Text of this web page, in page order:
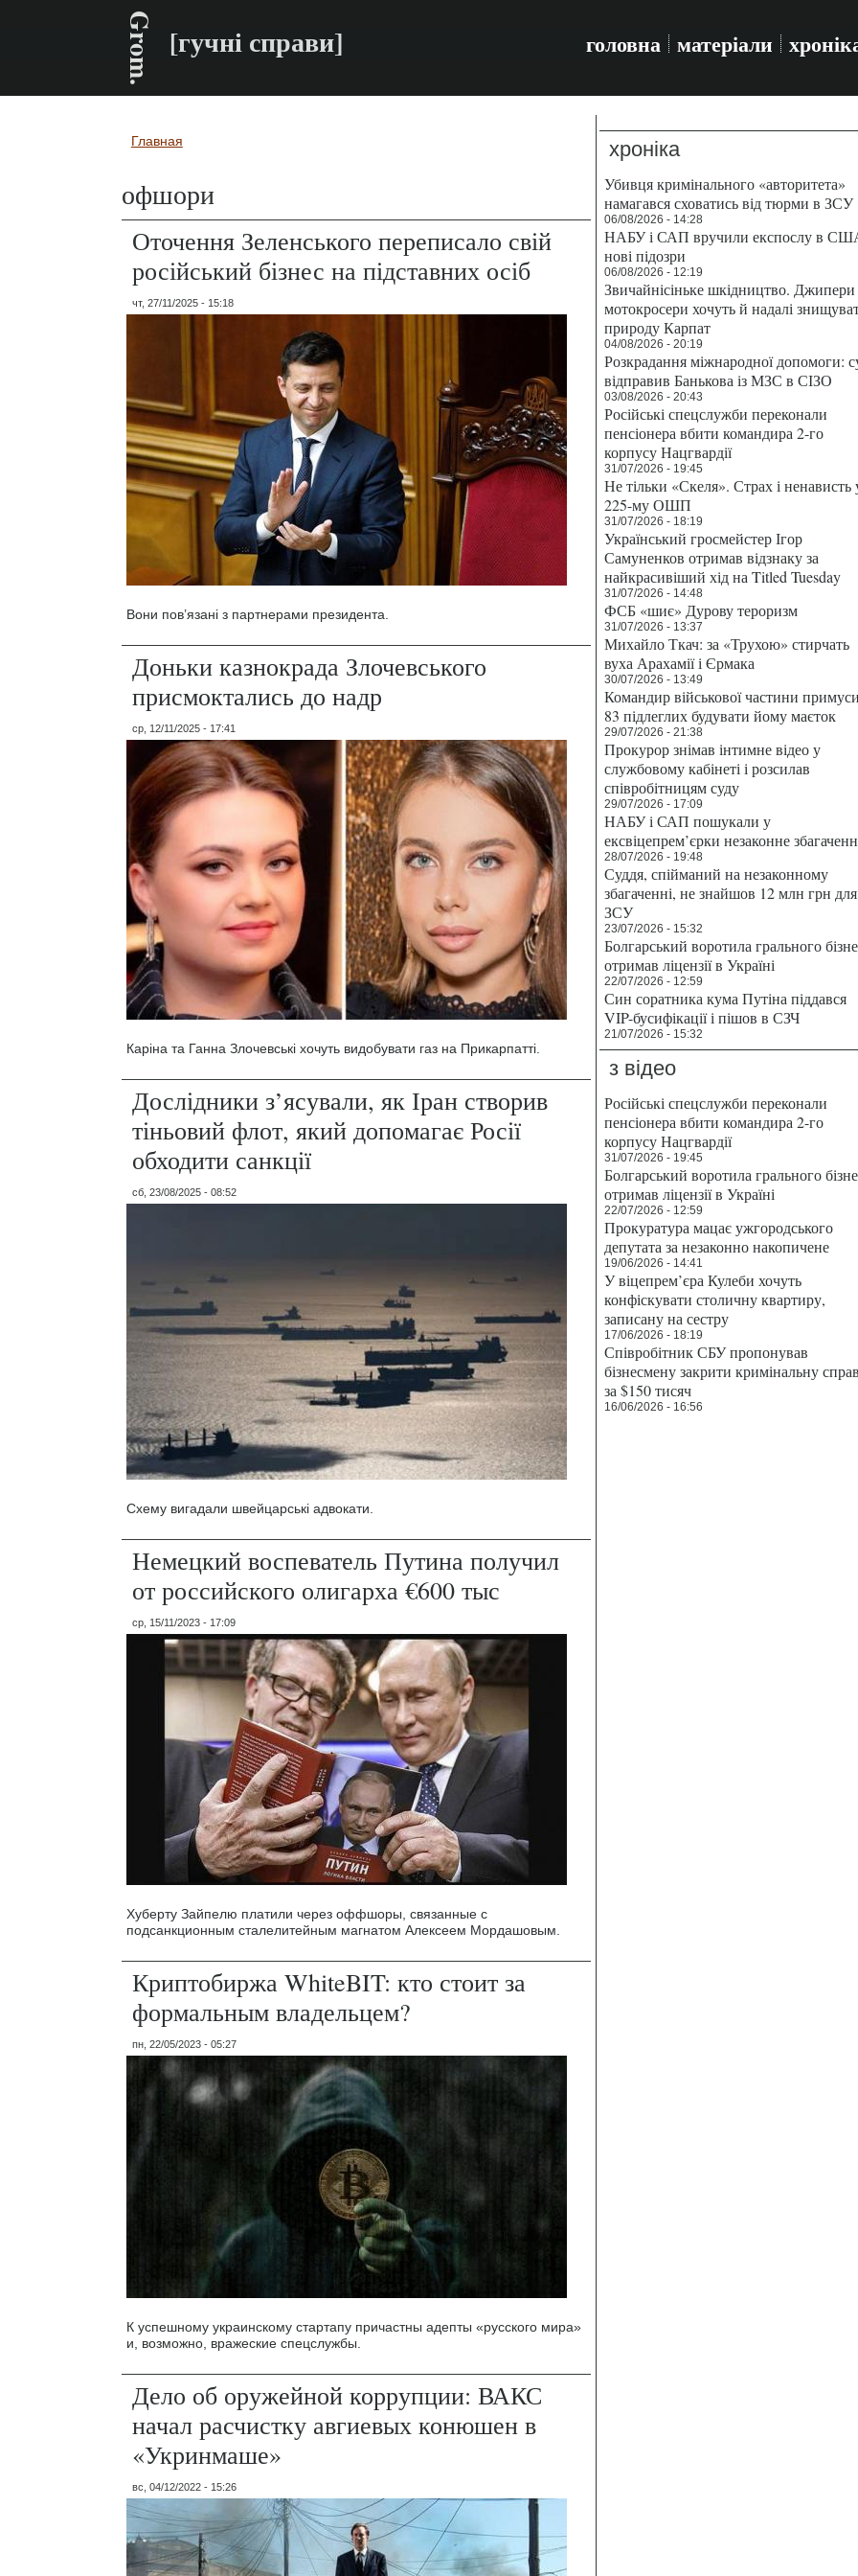
Grom. [гучні справи] головна матеріали
Вы здесь
Главная
офшори
Оточення Зеленського переписало свій
російський бізнес на підставних осіб
чт, 27/11/2025 - 15:18
Вони пов’язані з партнерами президента.
Доньки казнокрада Злочевського
присмоктались до надр
ср, 12/11/2025 - 17:41
Каріна та Ганна Злочевські хочуть видобувати газ на Прикарпатті.
Дослідники з’ясували, як Іран створив
тіньовий флот, який допомагає Росії
обходити санкції
сб, 23/08/2025 - 08:52
Схему вигадали швейцарські адвокати.
Немецкий воспеватель Путина получил
от российского олигарха €600 тыс
ср, 15/11/2023 - 17:09
Хуберту Зайпелю платили через оффшоры, связанные с
подсанкционным сталелитейным магнатом Алексеем Мордашовым.
Криптобиржа WhiteBIT: кто стоит за
формальным владельцем?
пн, 22/05/2023 - 05:27
К успешному украинскому стартапу причастны адепты «русского мира»
и, возможно, вражеские спецслужбы.
Дело об оружейной коррупции: ВАКС
начал расчистку авгиевых конюшен в
«Укринмаше»
вс, 04/12/2022 - 15:26
хроніка
Убивця кримінального «авторитета»
намагався сховатись від тюрми в ЗСУ
06/08/2026 - 14:28
НАБУ і САП вручили експослу в
нові підозри
06/08/2026 - 12:19
Звичайнісіньке шкідництво. Джипери
мотокросери хочуть й надалі
природу Карпат
04/08/2026 - 20:19
Розкрадання міжнародної допомоги:
відправив Банькова із МЗС в СІЗО
03/08/2026 - 20:43
Російські спецслужби переконали
пенсіонера вбити командира 2-го
корпусу Нацгвардії
31/07/2026 - 19:45
Не тільки «Скеля». Страх і ненависть
225-му ОШП
31/07/2026 - 18:19
Український гросмейстер Ігор
Самуненков отримав відзнаку за
найкрасивіший хід на Titled Tuesday
31/07/2026 - 14:48
ФСБ «шиє» Дурову тероризм
31/07/2026 - 13:37
Михайло Ткач: за «Трухою» стирчать
вуха Арахамії і Єрмака
30/07/2026 - 13:49
Командир військової частини
83 підлеглих будувати йому маєток
29/07/2026 - 21:38
Прокурор знімав інтимне відео у
службовому кабінеті і розсилав
співробітницям суду
29/07/2026 - 17:09
НАБУ і САП пошукали у
ексвіцепрем’єрки незаконне
28/07/2026 - 19:48
Суддя, спійманий на незаконному
збагаченні, не знайшов 12 млн грн для
ЗСУ
23/07/2026 - 15:32
Болгарський воротила грального
отримав ліцензії в Україні
22/07/2026 - 12:59
Син соратника кума Путіна піддався
VIP-бусифікації і пішов в СЗЧ
21/07/2026 - 15:32
з відео
Російські спецслужби переконали
пенсіонера вбити командира 2-го
корпусу Нацгвардії
31/07/2026 - 19:45
Болгарський воротила грального
отримав ліцензії в Україні
22/07/2026 - 12:59
Прокуратура мацає ужгородського
депутата за незаконно накопичене
19/06/2026 - 14:41
У віцепрем’єра Кулеби хочуть
конфіскувати столичну квартиру,
записану на сестру
17/06/2026 - 18:19
Співробітник СБУ пропонував
бізнесмену закрити кримінальну
за $150 тисяч
16/06/2026 - 16:56